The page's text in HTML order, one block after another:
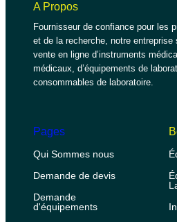
A Propos
Fournisseur de confiance pour les
et de la recherche, notre entreprise
vente en ligne d’instruments
médicaux, d’équipements de
consommables de laboratoire.
Pages
Qui Sommes nous
Demande de devis
Demande
d'équipements